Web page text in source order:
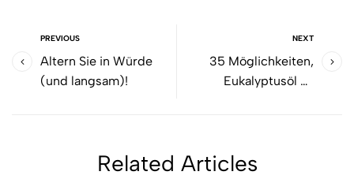
PREVIOUS
Altern Sie in Würde
(und langsam)!
NEXT
35 Möglichkeiten,
Eukalyptusöl zu
Related Articles